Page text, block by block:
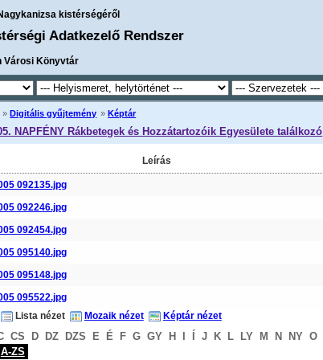
kistérségéről
Adatkezelő Rendszer
Városi Könyvtár
» Digitális gyűjtemény » Képtár
NAPFÉNY Rákbetegek és Hozzátartozóik Egyesülete találkozó
Leírás
092135.jpg
092246.jpg
092454.jpg
095140.jpg
095148.jpg
095522.jpg
Lista nézet Mozaik nézet Képtár nézet
CS D DZ DZS E É F G GY H I Í J K L LY M N NY O
A-ZS